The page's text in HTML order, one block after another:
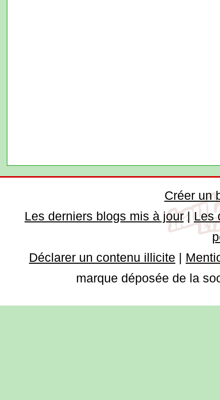
Créer un
Les derniers blogs mis à jour|Les
Déclarer un contenu illicite |
marque déposée de la